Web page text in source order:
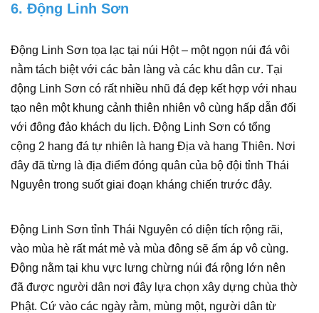
6. Động Linh Sơn
Động Linh Sơn tọa lạc tại núi Hột – một ngọn núi đá vôi
nằm tách biệt với các bản làng và các khu dân cư. Tại
động Linh Sơn có rất nhiều nhũ đá đẹp kết hợp với nhau
tạo nên một khung cảnh thiên nhiên vô cùng hấp dẫn đối
với đông đảo khách du lịch. Động Linh Sơn có tổng
cộng 2 hang đá tự nhiên là hang Địa và hang Thiên. Nơi
đây đã từng là địa điểm đóng quân của bộ đội tỉnh Thái
Nguyên trong suốt giai đoạn kháng chiến trước đây.
Động Linh Sơn tỉnh Thái Nguyên có diện tích rộng rãi,
vào mùa hè rất mát mẻ và mùa đông sẽ ấm áp vô cùng.
Động nằm tại khu vực lưng chừng núi đá rộng lớn nên
đã được người dân nơi đây lựa chọn xây dựng chùa thờ
Phật. Cứ vào các ngày rằm, mùng một, người dân từ